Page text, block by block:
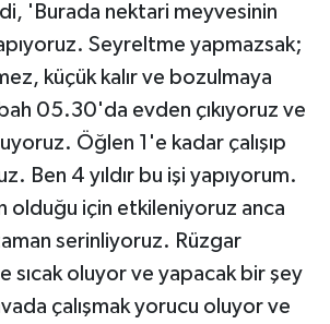
'Burada nektari meyvesinin
Seyreltme yapmazsak;
küçük kalır ve bozulmaya
05.30'da evden çıkıyoruz ve
Öğlen 1'e kadar çalışıp
Ben 4 yıldır bu işi yapıyorum.
olduğu için etkileniyoruz anca
serinliyoruz. Rüzgar
sıcak oluyor ve yapacak bir şey
çalışmak yorucu oluyor ve